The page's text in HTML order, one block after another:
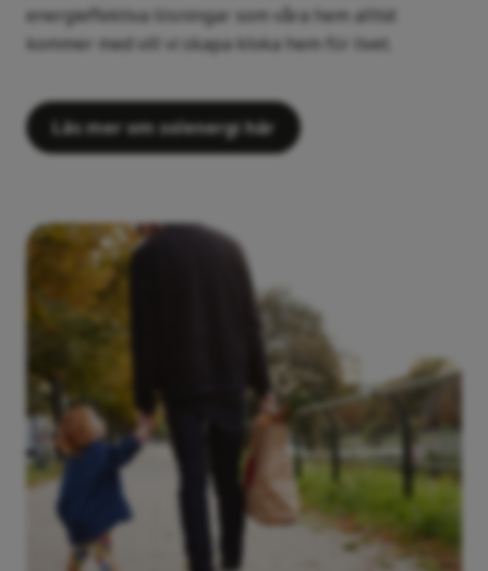
energieffektiva lösningar som våra hem alltid
kommer med vill vi skapa kloka hem för livet.
Läs mer om solenergi här